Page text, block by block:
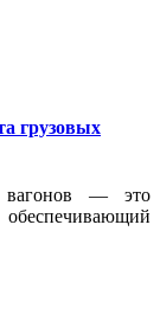
грузовых
вагонов — это